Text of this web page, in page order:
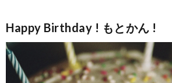
Happy Birthday ! もとかん !